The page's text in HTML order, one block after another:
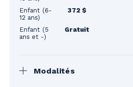
Enfant (6-
12 ans)
372 $
Enfant (5
ans et -)
Gratuit
Modalités